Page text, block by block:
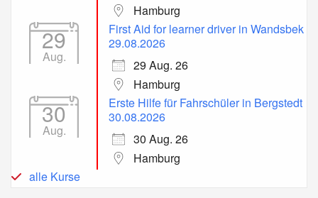
Hamburg
29
Aug.
First Aid for learner driver in Wandsbek
29.08.2026
29 Aug. 26
Hamburg
30
Aug.
Erste Hilfe für Fahrschüler in Bergstedt
30.08.2026
30 Aug. 26
Hamburg
alle Kurse